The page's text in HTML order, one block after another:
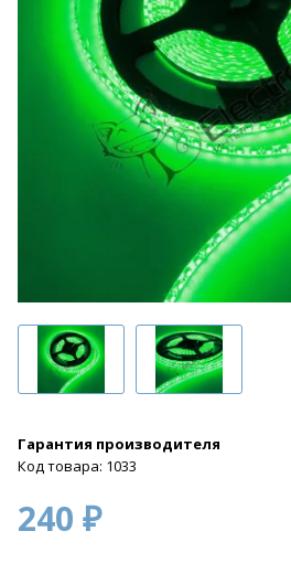
Гарантия производителя
Код товара: 1033
240 ₽